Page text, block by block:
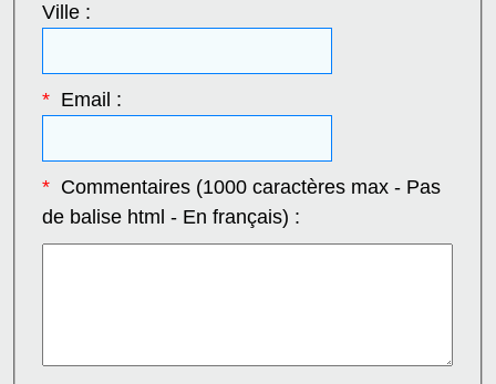
Ville :
*Email :
*Commentaires (1000 caractères max - Pas
de balise html - En français) :